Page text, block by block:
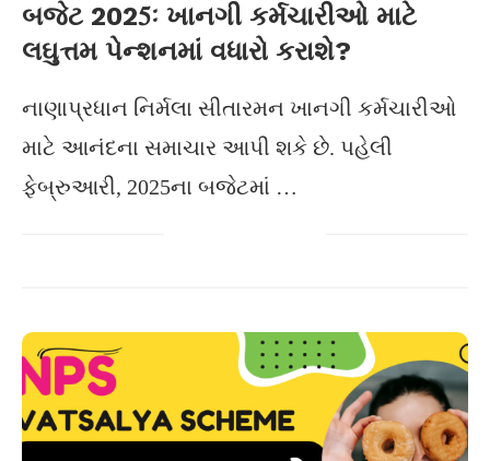
બજેટ 2025ઃ ખાનગી કર્મચારીઓ માટે
લઘુત્તમ પેન્શનમાં વધારો કરાશે?
નાણાપ્રધાન નિર્મલા સીતારમન ખાનગી કર્મચારીઓ
માટે આનંદના સમાચાર આપી શકે છે. પહેલી
ફેબ્રુઆરી, 2025ના બજેટમાં …